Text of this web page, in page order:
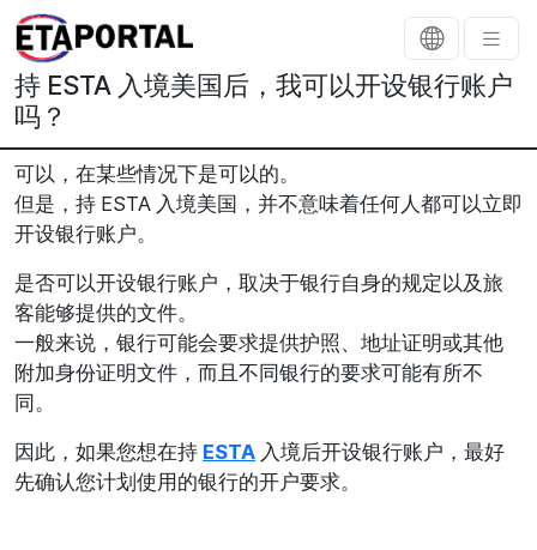
持 ESTA 入境美国后，我可以开设银行账户
吗？
可以，在某些情况下是可以的。
但是，持 ESTA 入境美国，并不意味着任何人都可以立即
开设银行账户。
是否可以开设银行账户，取决于银行自身的规定以及旅
客能够提供的文件。
一般来说，银行可能会要求提供护照、地址证明或其他
附加身份证明文件，而且不同银行的要求可能有所不
同。
因此，如果您想在持 ESTA 入境后开设银行账户，最好
先确认您计划使用的银行的开户要求。